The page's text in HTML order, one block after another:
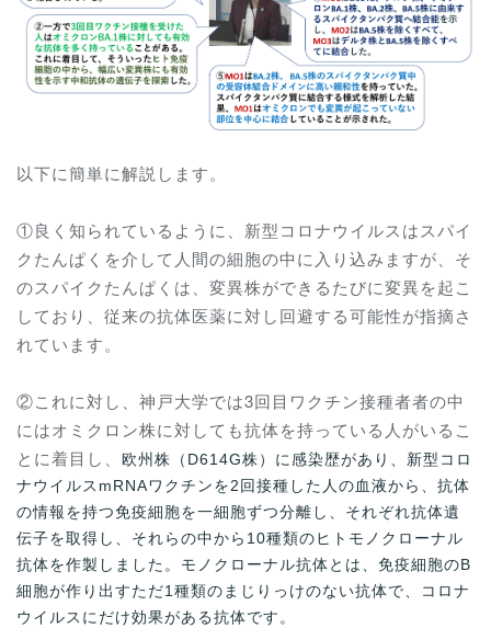
以下に簡単に解説します。
①良く知られているように、新型コロナウイルスはスパイ
クたんぱくを介して人間の細胞の中に入り込みますが、そ
のスパイクたんぱくは、変異株ができるたびに変異を起こ
しており、従来の抗体医薬に対し回避する可能性が指摘さ
れています。
②これに対し、神戸大学では3回目ワクチン接種者者の中
にはオミクロン株に対しても抗体を持っている人がいるこ
とに着目し、
欧州株（D614G株）に感染歴があり、新型コロ
ナウイルスmRNAワクチンを2回接種した人の血液から、抗体
の情報を持つ免疫細胞を一細胞ずつ分離し、それぞれ抗体遺
伝子を取得し、それらの中から10種類のヒトモノクローナル
抗体を作製しました。モノクローナル抗体とは、免疫細胞のB
細胞が作り出すただ1種類のまじりっけのない抗体で、コロナ
ウイルスにだけ効果がある抗体です。